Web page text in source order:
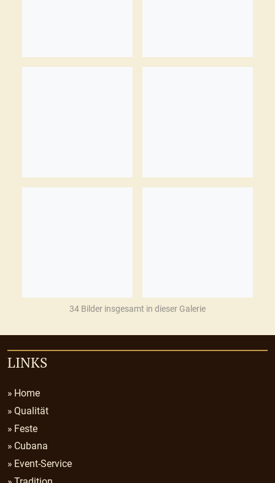
34 Bilder insgesamt in dieser Galerie
LINKS
Home
Qualität
Feste
Cubana
Event-Service